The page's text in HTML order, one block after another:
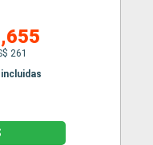
261